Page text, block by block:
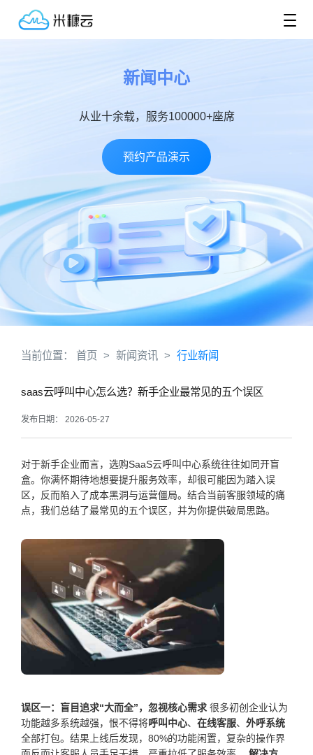
新闻中心
从业十余载，服务100000+座席
预约产品演示
当前位置： 首页 > 新闻资讯 > 行业新闻
saas云呼叫中心怎么选？新手企业最常见的五个误区
发布日期： 2026-05-27
对于新手企业而言，选购SaaS云呼叫中心系统往往如同开盲
盒。你满怀期待地想要提升服务效率，却很可能因为踏入误
区，反而陷入了成本黑洞与运营僵局。结合当前客服领域的痛
点，我们总结了最常见的五个误区，并为你提供破局思路。
误区一：盲目追求“大而全”，忽视核心需求 很多初创企业认为
功能越多系统越强，恨不得将呼叫中心、 在线客服、 外呼系统
全部打包。结果上线后发现，80%的功能闲置，复杂的操作界